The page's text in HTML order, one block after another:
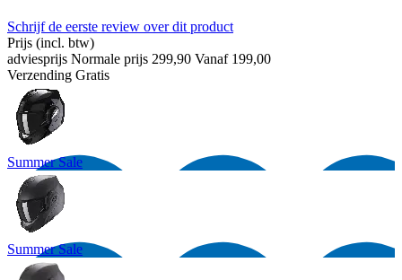
Schrijf de eerste review over dit product
Prijs (incl. btw)
adviesprijs Normale prijs 299,90 Vanaf 199,00
Verzending Gratis
Summer Sale
Summer Sale